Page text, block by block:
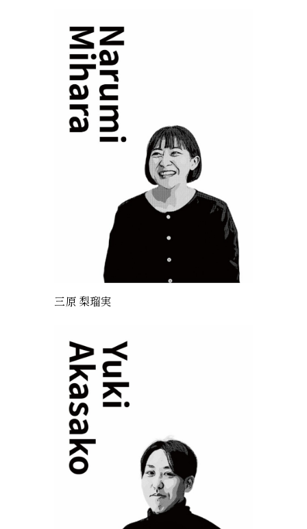
三原 梨瑠実